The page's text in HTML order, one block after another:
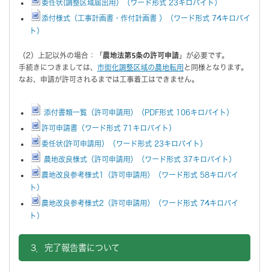
委任状(調整区域届出用）（ワード形式 23キロバイト）
添付様式（工事計画書・作付計画書 ）（ワード形式 74キロバイ
ト）
（2）上記以外の場合：「 農地法第5条の許可申請 」が必要です。
手続きにつきましては、 市街化調整区域の農地転用 と同様となります。
なお、申請が許可されるまでは工事着工はできません。
添付書類一覧（許可申請用）（PDF形式 106キロバイト）
許可申請書（ワード形式 71キロバイト）
委任状(許可申請用）（ワード形式 23キロバイト）
農地改良様式（許可申請用）（ワード形式 37キロバイト）
農地改良参考様式1（許可申請用）（ワード形式 58キロバイ
ト）
農地改良参考様式2（許可申請用）（ワード形式 74キロバイ
ト）
3．完了報告書について